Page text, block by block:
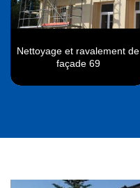
Nettoyage et ravalement de
façade 69